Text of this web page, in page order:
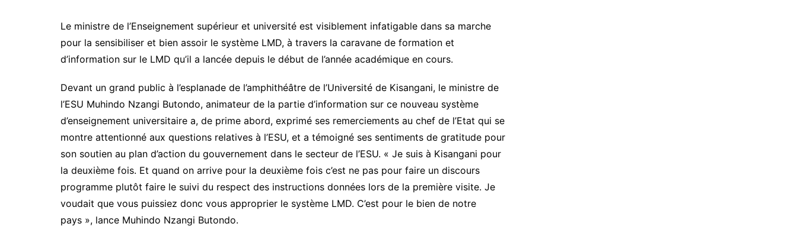
Le ministre de l’Enseignement supérieur et université est visiblement infatigable dans sa marche
pour la sensibiliser et bien assoir le système LMD, à travers la caravane de formation et
d’information sur le LMD qu’il a lancée depuis le début de l’année académique en cours.
Devant un grand public à l’esplanade de l’amphithéâtre de l’Université de Kisangani, le ministre de
l’ESU Muhindo Nzangi Butondo, animateur de la partie d’information sur ce nouveau système
d’enseignement universitaire a, de prime abord, exprimé ses remerciements au chef de l’Etat qui se
montre attentionné aux questions relatives à l’ESU, et a témoigné ses sentiments de gratitude pour
son soutien au plan d’action du gouvernement dans le secteur de l’ESU. « Je suis à Kisangani pour
la deuxième fois. Et quand on arrive pour la deuxième fois c’est ne pas pour faire un discours
programme plutôt faire le suivi du respect des instructions données lors de la première visite. Je
voudait que vous puissiez donc vous approprier le système LMD. C’est pour le bien de notre
pays », lance Muhindo Nzangi Butondo.